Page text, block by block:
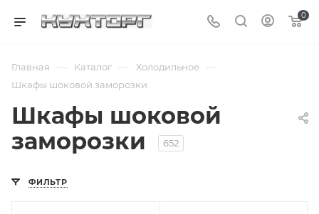
0
Главная — Каталог — Холодильное —
Шкафы шоковой заморозки
Шкафы шоковой
заморозки
652
ФИЛЬТР